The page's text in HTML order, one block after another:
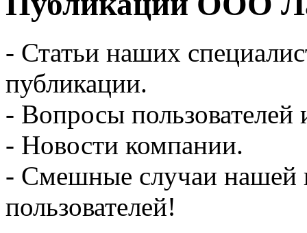
- Статьи наших
публикации.
- Вопросы пользователей
- Новости компании.
- Смешные случаи нашей
пользователей!